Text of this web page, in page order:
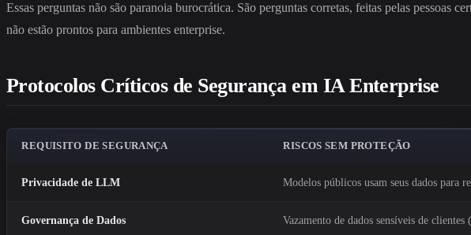
Essas perguntas não são paranoia burocrática. São perguntas corretas, feitas pelas pessoas
não estão prontos para ambientes enterprise.
Protocolos Críticos de Segurança em IA Enterprise
REQUISITO DE SEGURANÇA RISCOS SEM PROTEÇÃO
Privacidade de LLM Modelos públicos usam seus dados para
Governança de Dados Vazamento de dados sensíveis de clientes